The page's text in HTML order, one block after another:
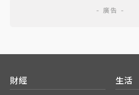
財經 生活